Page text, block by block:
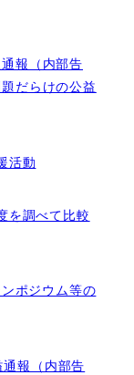
報（内部告
だらけの公益
活動
を調べて比較
ポジウム等の
報（内部告